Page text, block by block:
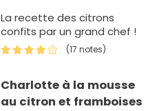
La recette des citrons
confits par un grand chef !
(17 notes)
Charlotte à la mousse
au citron et framboises